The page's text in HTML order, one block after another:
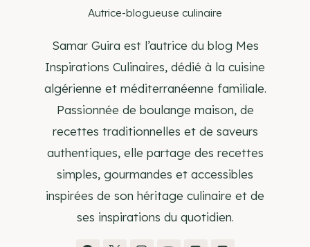
Autrice-blogueuse culinaire
Samar Guira est l’autrice du blog Mes
Inspirations Culinaires, dédié à la cuisine
algérienne et méditerranéenne familiale.
Passionnée de boulange maison, de
recettes traditionnelles et de saveurs
authentiques, elle partage des recettes
simples, gourmandes et accessibles
inspirées de son héritage culinaire et de
ses inspirations du quotidien.